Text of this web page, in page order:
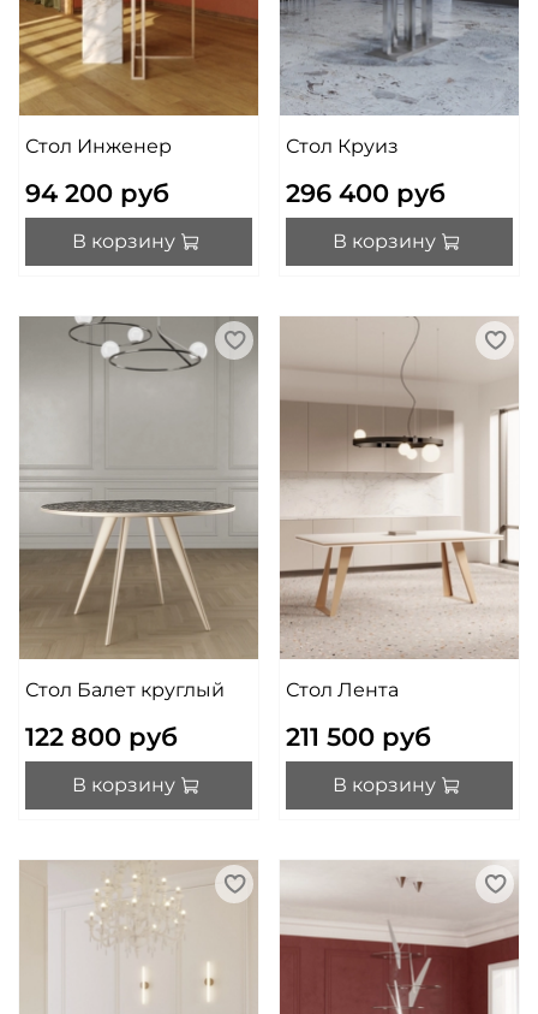
Стол Инженер
94 200 руб
В корзину
Стол Круиз
296 400 руб
В корзину
Стол Балет круглый
122 800 руб
В корзину
Стол Лента
211 500 руб
В корзину